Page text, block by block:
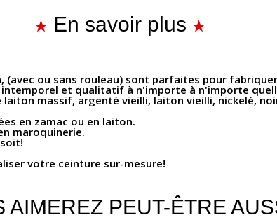
En savoir plus
ou sans rouleau) sont parfaites pour
et qualitatif à n'importe à n'importe
massif, argenté vieilli, laiton vieilli, nickelé,
en zamac ou en laiton.
maroquinerie.
votre ceinture sur-mesure!
AIMEREZ PEUT-ÊTRE